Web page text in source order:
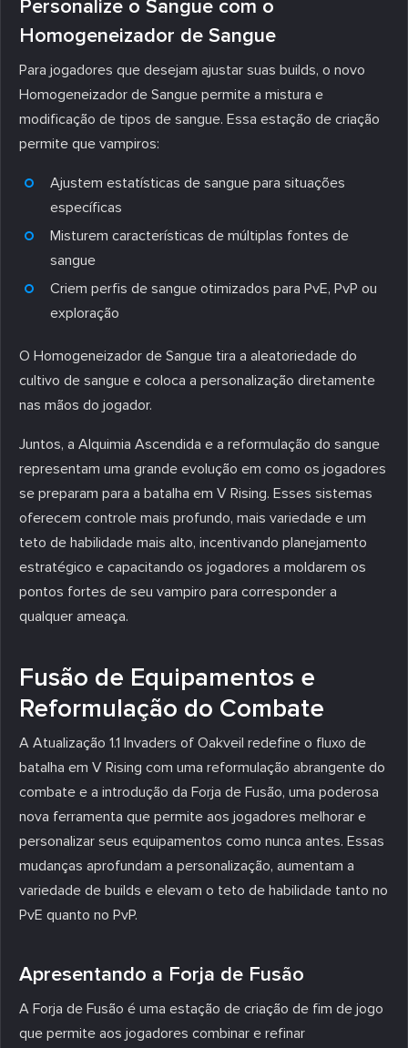
Personalize o Sangue com o
Homogeneizador de Sangue
Para jogadores que desejam ajustar suas builds, o novo
Homogeneizador de Sangue permite a mistura e
modificação de tipos de sangue. Essa estação de criação
permite que vampiros:
Ajustem estatísticas de sangue para situações
específicas
Misturem características de múltiplas fontes de
sangue
Criem perfis de sangue otimizados para PvE, PvP ou
exploração
O Homogeneizador de Sangue tira a aleatoriedade do
cultivo de sangue e coloca a personalização diretamente
nas mãos do jogador.
Juntos, a Alquimia Ascendida e a reformulação do sangue
representam uma grande evolução em como os jogadores
se preparam para a batalha em V Rising. Esses sistemas
oferecem controle mais profundo, mais variedade e um
teto de habilidade mais alto, incentivando planejamento
estratégico e capacitando os jogadores a moldarem os
pontos fortes de seu vampiro para corresponder a
qualquer ameaça.
Fusão de Equipamentos e
Reformulação do Combate
A Atualização 1.1 Invaders of Oakveil redefine o fluxo de
batalha em V Rising com uma reformulação abrangente do
combate e a introdução da Forja de Fusão, uma poderosa
nova ferramenta que permite aos jogadores melhorar e
personalizar seus equipamentos como nunca antes. Essas
mudanças aprofundam a personalização, aumentam a
variedade de builds e elevam o teto de habilidade tanto no
PvE quanto no PvP.
Apresentando a Forja de Fusão
A Forja de Fusão é uma estação de criação de fim de jogo
que permite aos jogadores combinar e refinar